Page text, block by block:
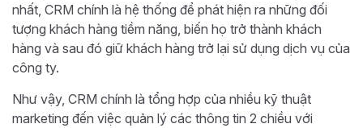
nhất, CRM chính là hệ thống để phát hiện ra những đối
tượng khách hàng tiềm năng, biến họ trở thành khách
hàng và sau đó giữ khách hàng trở lại sử dụng dịch vụ của
công ty.
Như vậy, CRM chính là tổng hợp của nhiều kỹ thuật
marketing đến việc quản lý các thông tin 2 chiều với